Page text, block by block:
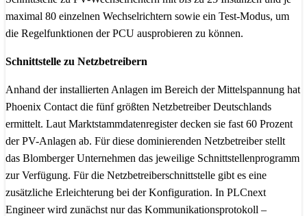
maximal 80 einzelnen Wechselrichtern sowie ein Test-Modus, um
die Regelfunktionen der PCU ausprobieren zu können.
Schnittstelle zu Netzbetreibern
Anhand der installierten Anlagen im Bereich der Mittelspannung hat
Phoenix Contact die fünf größten Netzbetreiber Deutschlands
ermittelt. Laut Marktstammdatenregister decken sie fast 60 Prozent
der PV-Anlagen ab. Für diese dominierenden Netzbetreiber stellt
das Blomberger Unternehmen das jeweilige Schnittstellenprogramm
zur Verfügung. Für die Netzbetreiberschnittstelle gibt es eine
zusätzliche Erleichterung bei der Konfiguration. In PLCnext
Engineer wird zunächst nur das Kommunikationsprotokoll –